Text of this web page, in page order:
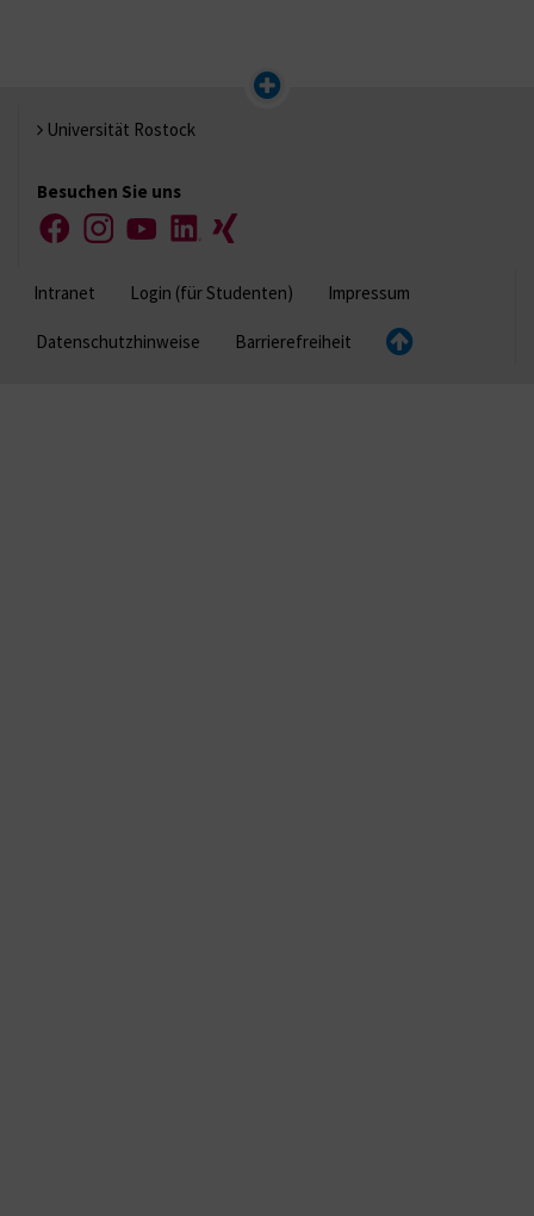
Universität Rostock
Besuchen Sie uns
FacebookInstagramYouTubeLinkedIn
Xing
Intranet Login (für Studenten) Impressum
Datenschutzhinweise Barrierefreiheit